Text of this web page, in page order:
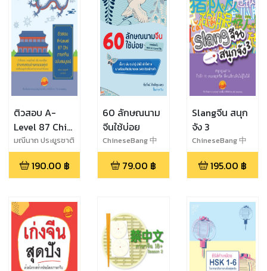
ติวสอบ A-
Level 87 Chi
ฉบับสมบูรณ์
มณีนาถ ประยูรชาติ
190.00 ฿
60 ลักษณนาม
จีนใช้บ่อย
ChineseBang 中
文棒
79.00 ฿
Slangจีน สนุก
จัง 3
ChineseBang 中
文棒
195.00 ฿